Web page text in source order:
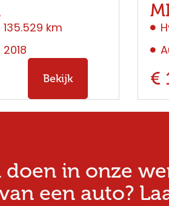
135.529 km
2018
Bekijk €
in onze
een auto?